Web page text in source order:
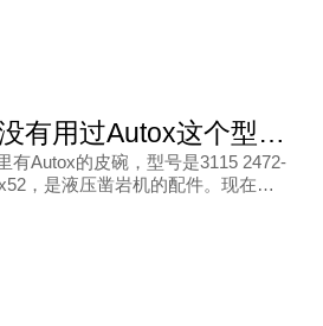
求助！有没有用过Autox这个型号皮碗的朋友？
有Autox的皮碗，型号是3115 2472-
，是液压凿岩机的配件。现在遇
想问问有没有用过这款皮碗的朋